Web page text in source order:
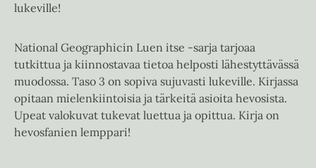
lukeville!
National Geographicin Luen itse -sarja tarjoaa
tutkittua ja kiinnostavaa tietoa helposti lähestyttävässä
muodossa. Taso 3 on sopiva sujuvasti lukeville. Kirjassa
opitaan mielenkiintoisia ja tärkeitä asioita hevosista.
Upeat valokuvat tukevat luettua ja opittua. Kirja on
hevosfanien lemppari!